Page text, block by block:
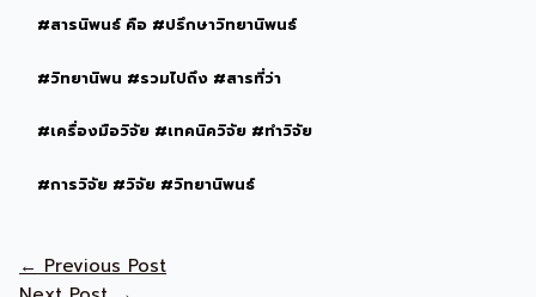
#สารนิพนธ์ คือ #ปรึกษาวิทยานิพนธ์
#วิทยานิพน #รวมไปถึง #สารที่ว่า
#เครื่องมือวิจัย #เทคนิควิจัย #ทำวิจัย
#การวิจัย #วิจัย #วิทยานิพนธ์
← Previous Post